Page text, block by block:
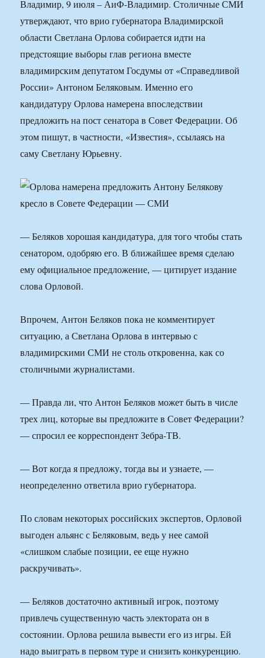
Владимир, 9 июля – АиФ-Владимир. Столичные СМИ
утверждают, что врио губернатора Владимирской
области Светлана Орлова собирается идти на
предстоящие выборы глав региона вместе
владимирским депутатом Госдумы от «Справедливой
России» Антоном Беляковым. Именно его
кандидатуру Орлова намерена впоследствии
предложить на пост сенатора в Совет Федерации. Об
этом пишут, в частности, «Известия», ссылаясь на
саму Светлану Юрьевну.
— Беляков хорошая кандидатура, для того чтобы стать
сенатором, одобряю его. В ближайшее время сделаю
ему официальное предложение, — цитирует издание
слова Орловой.
Впрочем, Антон Беляков пока не комментирует
ситуацию, а Светлана Орлова в интервью с
владимирскими СМИ не столь откровенна, как со
столичными журналистами.
— Правда ли, что Антон Беляков может быть в числе
трех лиц, которые вы предложите в Совет Федерации?
— спросил ее корреспондент Зебра-ТВ.
— Вот когда я предложу, тогда вы и узнаете, —
неопределенно ответила врио губернатора.
По словам некоторых российских экспертов, Орловой
выгоден альянс с Беляковым, ведь у нее самой
«слишком слабые позиции, ее еще нужно
раскручивать».
— Беляков достаточно активный игрок, поэтому
привлечь существенную часть электората он в
состоянии. Орлова решила вывести его из игры. Ей
надо выиграть в первом туре и снизить конкуренцию.